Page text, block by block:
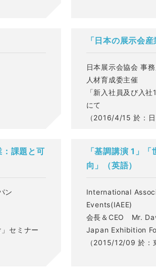
「日本の展示会産
日本展示会協会
人材育成委主催
「新入社員及び入
にて
（2016/4/15 於：日
課題と可
ン
セミナー
「基調講演 1」
向」（英語）
International
Events(IAEE)
会長＆CEO Mr.
Japan Exhibition
（2015/12/09 於：